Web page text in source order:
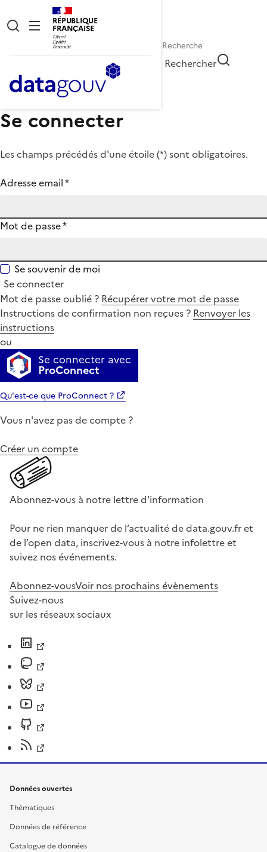
RÉPUBLIQUE
FRANÇAISE
Rechercher
Se connecter
Les champs précédés d'une étoile (*) sont obligatoires.
Adresse email*
Mot de passe*
Se souvenir de moi
Se connecter
Mot de passe oublié ? Récupérer votre mot de passe
Instructions de confirmation non reçues ? Renvoyer les
instructions
ou
Se connecter avec
ProConnect
Qu'est-ce que ProConnect ?
Vous n'avez pas de compte ?
Créer un compte
Abonnez-vous à notre lettre d'information
Pour ne rien manquer de l’actualité de data.gouv.fr et
de l’open data, inscrivez-vous à notre infolettre et
suivez nos événements.
Abonnez-vousVoir nos prochains évènements
Suivez-nous
sur les réseaux sociaux
Données ouvertes
Thématiques
Données de référence
Catalogue de données